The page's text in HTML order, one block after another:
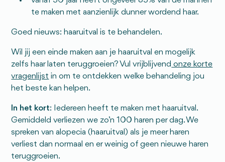
te maken met aanzienlijk dunner wordend haar.
Goed nieuws: haaruitval is te behandelen.
Wil jij een einde maken aan je haaruitval en mogelijk
zelfs haar laten teruggroeien? Vul vrijblijvend onze korte
vragenlijst in om te ontdekken welke behandeling jou
het beste kan helpen.
In het kort: Iedereen heeft te maken met haaruitval.
Gemiddeld verliezen we zo’n 100 haren per dag. We
spreken van alopecia (haaruitval) als je meer haren
verliest dan normaal en er weinig of geen nieuwe haren
teruggroeien.